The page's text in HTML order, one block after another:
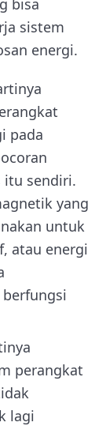
bisa
sistem
energi.
pada
itu sendiri.
yang
untuk
atau energi
perangkat
lagi